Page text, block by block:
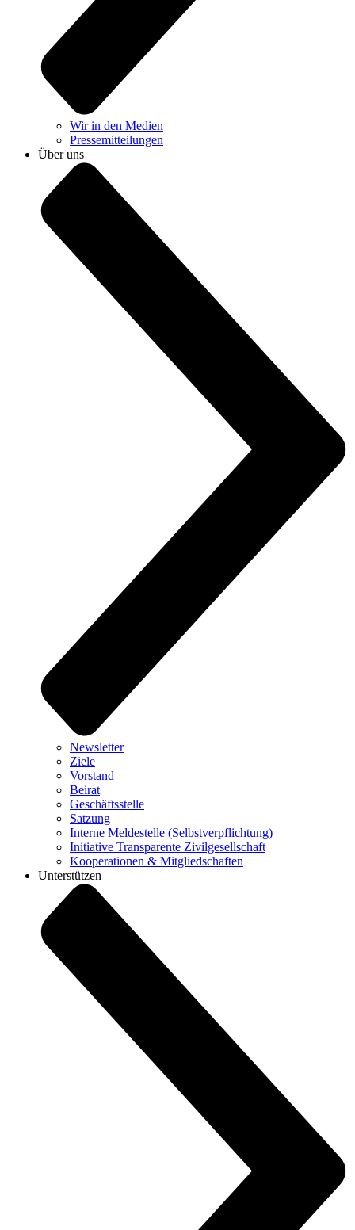
Wir in den Medien
Pressemitteilungen
Über uns
Newsletter
Ziele
Vorstand
Beirat
Geschäftsstelle
Satzung
Interne Meldestelle (Selbstverpflichtung)
Initiative Transparente Zivilgesellschaft
Kooperationen & Mitgliedschaften
Unterstützen